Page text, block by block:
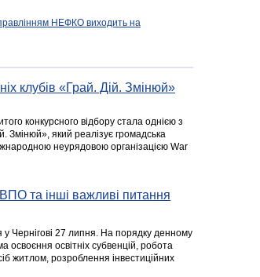
НЕФКО виходить на
клубів «Грай. Дій. Змінюй»
конкурсного відбору стала однією з
Змінюй», який реалізує громадська
неурядовою організацією War
ВПО та інші важливі питання
у Чернігові 27 липня. На порядку денному
освоєння освітніх субвенцій, робота
житлом, розроблення інвестиційних